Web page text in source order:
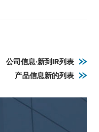
公司信息·新到IR列表
产品信息新的列表